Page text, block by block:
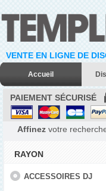
VENTE EN LIGNE DE
Accueil
PAIEMENT SÉCURISÉ
Affinez votre
RAYON
ACCESSOIRES DJ